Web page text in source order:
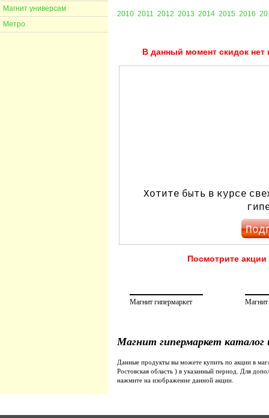
Магнит универсам
Метро
2010 2011 2012 2013 2014 2015 2016
В данный момент скидок нет
Хотите быть в курсе
Посмотрите
Магнит гипермаркет каталог
Данные продукты вы можете купить по акции в